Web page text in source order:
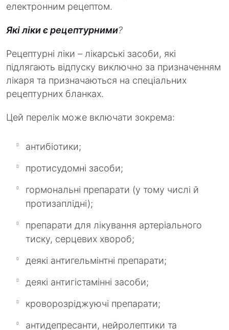
електронним рецептом.
Які ліки є рецептурними?
Рецептурні ліки – лікарські засоби, які
підлягають відпуску виключно за призначенням
лікаря та призначаються на спеціальних
рецептурних бланках.
Цей перелік може включати зокрема:
антибіотики;
протисудомні засоби;
гормональні препарати (у тому числі й
протизаплідні);
препарати для лікування артеріального
тиску, серцевих хвороб;
деякі антигельмінтні препарати;
деякі антигістамінні засоби;
кроворозріджуючі препарати;
антидепресанти, нейролептики та